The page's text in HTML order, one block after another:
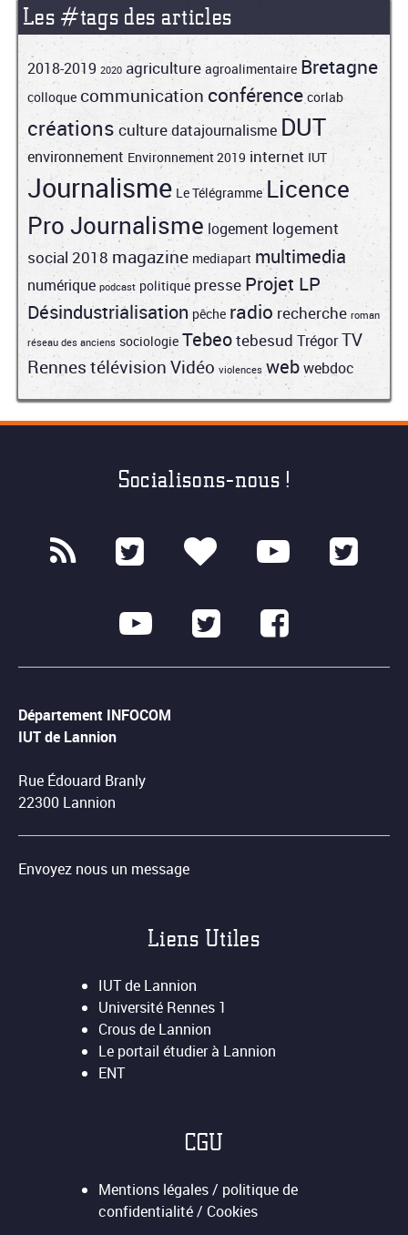
Les #tags des articles
2018-2019 2020 agriculture agroalimentaire Bretagne
colloque communication conférence corlab
créations culturedatajournalisme DUT
environnement Environnement 2019 internet IUT
Journalisme Le Télégramme Licence
Pro Journalisme logement logement
social 2018 magazine mediapart multimedia
numérique podcast politique presse Projet LP
Désindustrialisation pêche radio recherche roman
réseau des anciens sociologie Tebeotebesud TrégorTV
Rennes télévision Vidéo violences webwebdoc
Socialisons-nous !
Département INFOCOM
IUT de Lannion
Rue Édouard Branly
22300 Lannion
Envoyez nous un message
Liens Utiles
IUT de Lannion
Université Rennes 1
Crous de Lannion
Le portail étudier à Lannion
ENT
CGU
Mentions légales / politique de
confidentialité / Cookies